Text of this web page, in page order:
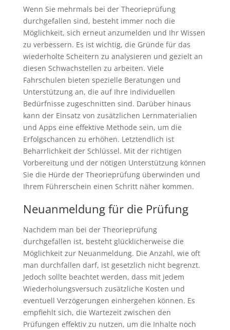
Wenn Sie mehrmals bei der Theorieprüfung
durchgefallen sind, besteht immer noch die
Möglichkeit, sich erneut anzumelden und Ihr Wissen
zu verbessern. Es ist wichtig, die Gründe für das
wiederholte Scheitern zu analysieren und gezielt an
diesen Schwachstellen zu arbeiten. Viele
Fahrschulen bieten spezielle Beratungen und
Unterstützung an, die auf Ihre individuellen
Bedürfnisse zugeschnitten sind. Darüber hinaus
kann der Einsatz von zusätzlichen Lernmaterialien
und Apps eine effektive Methode sein, um die
Erfolgschancen zu erhöhen. Letztendlich ist
Beharrlichkeit der Schlüssel. Mit der richtigen
Vorbereitung und der nötigen Unterstützung können
Sie die Hürde der Theorieprüfung überwinden und
Ihrem Führerschein einen Schritt näher kommen.
Neuanmeldung für die Prüfung
Nachdem man bei der Theorieprüfung
durchgefallen ist, besteht glücklicherweise die
Möglichkeit zur Neuanmeldung. Die Anzahl, wie oft
man durchfallen darf, ist gesetzlich nicht begrenzt.
Jedoch sollte beachtet werden, dass mit jedem
Wiederholungsversuch zusätzliche Kosten und
eventuell Verzögerungen einhergehen können. Es
empfiehlt sich, die Wartezeit zwischen den
Prüfungen effektiv zu nutzen, um die Inhalte noch